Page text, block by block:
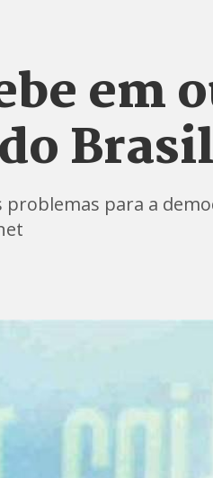
em
Brasil
problemas para a